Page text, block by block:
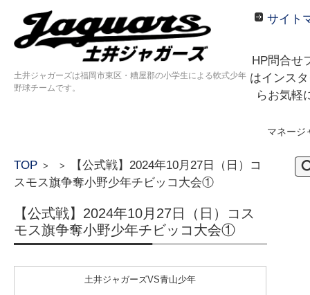
土井ジャガーズは福岡市東区・糟屋郡の小学生による軟式少年
野球チームです。
サイト
HP問合せ
はインス
らお気軽
マネー
TOP > >
【公式戦】2024年10月27日（日）コ
スモス旗争奪小野少年チビッコ大会①
【公式戦】2024年10月27日（日）コス
モス旗争奪小野少年チビッコ大会①
土井ジャガーズVS青山少年
検
索: